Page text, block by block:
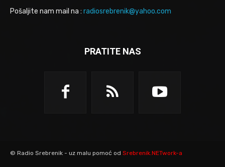
Pošaljite nam mail na : radiosrebrenik@yahoo.com
PRATITE NAS
© Radio Srebrenik - uz malu pomoć od Srebrenik.NETwork-a